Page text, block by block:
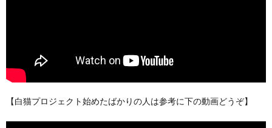
【白猫プロジェクト始めたばかりの人は参考に下の動画どうぞ】